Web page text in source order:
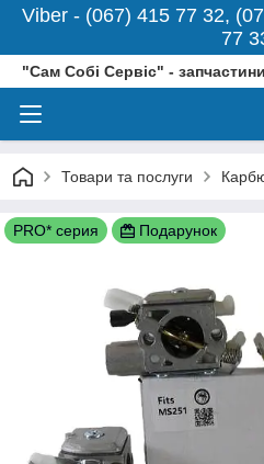
Viber - (067) 415 77 32,
77
"Сам Собі Сервіс" -
Товари та послуги
PRO* серия Подарунок